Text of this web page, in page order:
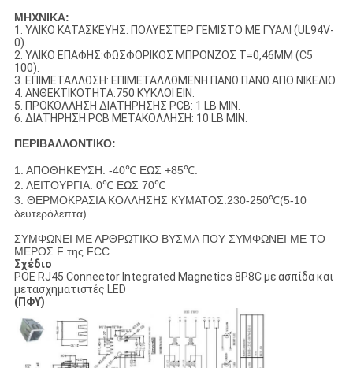
ΜΗΧΝΙΚΑ:
1. ΥΛΙΚΟ ΚΑΤΑΣΚΕΥΗΣ: ΠΟΛΥΕΣΤΕΡ ΓΕΜΙΣΤΟ ΜΕ ΓΥΑΛΙ (UL94V-
0).
2. ΥΛΙΚΟ ΕΠΑΦΗΣ:ΦΩΣΦΟΡΙΚΟΣ ΜΠΡΟΝΖΟΣ T=0,46MM (C5
100).
3. ΕΠΙΜΕΤΑΛΛΩΣΗ: ΕΠΙΜΕΤΑΛΛΩΜΕΝΗ ΠΑΝΩ ΠΑΝΩ ΑΠΟ ΝΙΚΕΛΙΟ.
4. ΑΝΘΕΚΤΙΚΟΤΗΤΑ:750 ΚΥΚΛΟΙ ΕΙΝ.
5. ΠΡΟΚΟΛΛΗΣΗ ΔΙΑΤΗΡΗΣΗΣ PCB: 1 LB MIN.
6. ΔΙΑΤΗΡΗΣΗ PCB ΜΕΤΑΚΟΛΛΗΣΗ: 10 LB MIN.
ΠΕΡΙΒΑΛΛΟΝΤΙΚΟ:
1. ΑΠΟΘΗΚΕΥΣΗ: -40℃ ΕΩΣ +85℃.
2. ΛΕΙΤΟΥΡΓΙΑ: 0℃ ΕΩΣ 70℃
3. ΘΕΡΜΟΚΡΑΣΙΑ ΚΟΛΛΗΣΗΣ ΚΥΜΑΤΟΣ:230-250℃(5-10
δευτερόλεπτα)
ΣΥΜΦΩΝΕΙ ΜΕ ΑΡΘΡΩΤΙΚΟ ΒΥΣΜΑ ΠΟΥ ΣΥΜΦΩΝΕΙ ΜΕ ΤΟ
ΜΕΡΟΣ F της FCC.
Σχέδιο
POE RJ45 Connector Integrated Magnetics 8P8C με ασπίδα και
μετασχηματιστές LED
(ΠΦΥ)